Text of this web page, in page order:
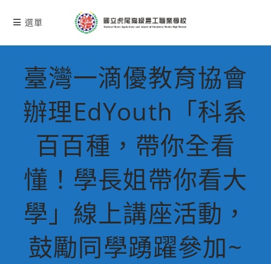
選單
臺灣一滴優教育協會
辦理EdYouth「科系
百百種，帶你全看
懂！學長姐帶你看大
學」線上講座活動，
鼓勵同學踴躍參加~